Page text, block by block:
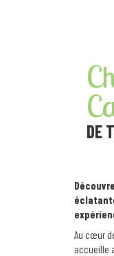
DE
Au cœur
accueille